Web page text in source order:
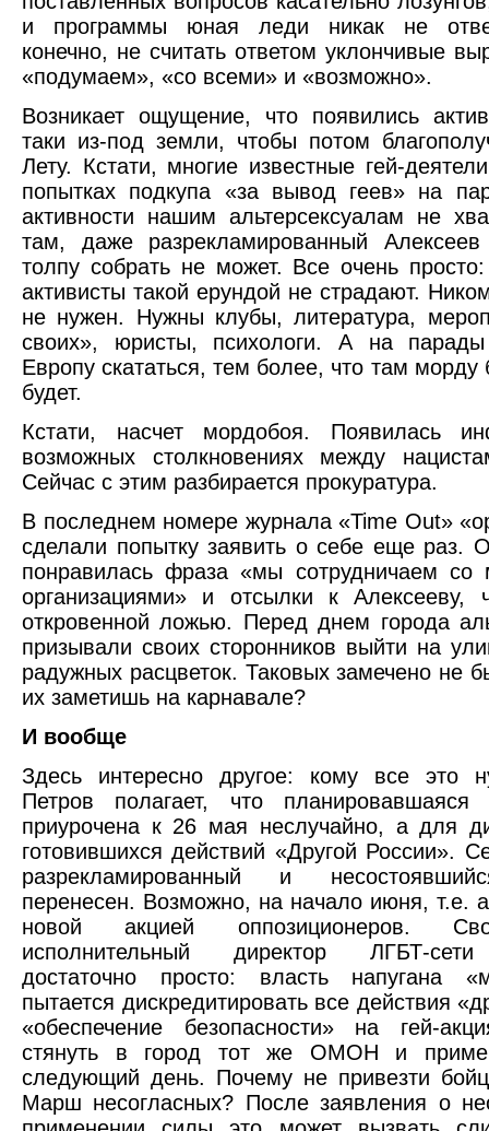
и программы юная леди никак не
конечно, не считать ответом уклончивые
«подумаем», «со всеми» и «возможно».
Возникает ощущение, что появились
таки из-под земли, чтобы потом
Лету. Кстати, многие известные гей-
попытках подкупа «за вывод геев» на
активности нашим альтерсексуалам не
там, даже разрекламированный
толпу собрать не может. Все очень
активисты такой ерундой не страдают.
не нужен. Нужны клубы, литература,
своих», юристы, психологи. А на
Европу скататься, тем более, что там морду
будет.
Кстати, насчет мордобоя. Появилась
возможных столкновениях между
Сейчас с этим разбирается прокуратура.
В последнем номере журнала «Time Out»
сделали попытку заявить о себе еще раз.
понравилась фраза «мы сотрудничаем со
организациями» и отсылки к Алексееву,
откровенной ложью. Перед днем города
призывали своих сторонников выйти на
радужных расцветок. Таковых замечено не
их заметишь на карнавале?
И вообще
Здесь интересно другое: кому все это
Петров полагает, что
приурочена к 26 мая неслучайно, а для
готовившихся действий «Другой России».
разрекламированный и
перенесен. Возможно, на начало июня, т.е.
новой акцией оппозиционеров.
исполнительный директор ЛГБТ-
достаточно просто: власть напугана
пытается дискредитировать все действия
«обеспечение безопасности» на гей-
стянуть в город тот же ОМОН и
следующий день. Почему не привезти
Марш несогласных? После заявления о